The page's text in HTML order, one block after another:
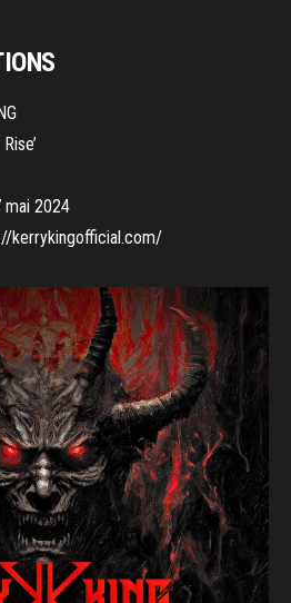
mai 2024
kerrykingofficial.com/